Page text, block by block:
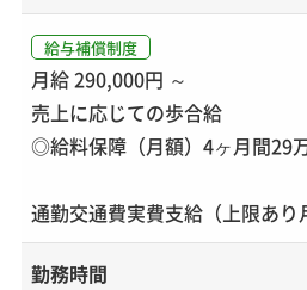
給与補償制度
月給 290,000円 ～
売上に応じての歩合給
◎給料保障（月額）4ヶ月間29
通勤交通費実費支給（上限あり
勤務時間